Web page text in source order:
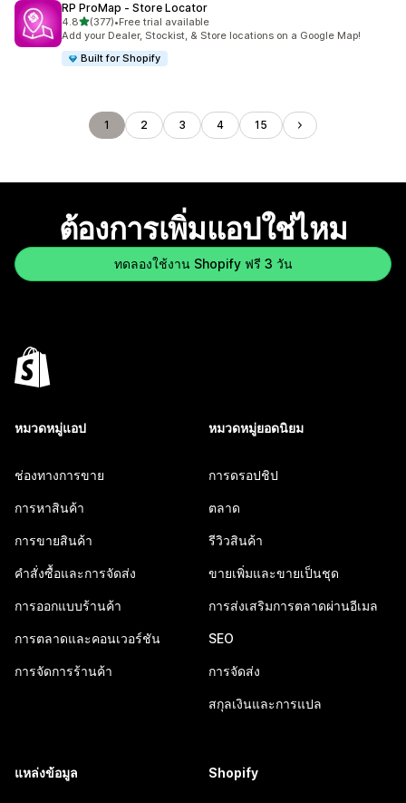
RP ProMap ‑ Store Locator
4.8เต็ม 5 ดาว
(377)
ทั้งหมด 377 รีวิว
•Free trial available
Add your Dealer, Stockist, & Store locations on a Google Map!
Built for Shopify
1 2 3 4 15
ต้องการเพิ่มแอปใช่ไหม
ทดลองใช้งาน Shopify ฟรี 3 วัน
หมวดหมู่แอป
ช่องทางการขาย
การหาสินค้า
การขายสินค้า
คำสั่งซื้อและการจัดส่ง
การออกแบบร้านค้า
การตลาดและคอนเวอร์ชัน
การจัดการร้านค้า
หมวดหมู่ยอดนิยม
การดรอปชิป
ตลาด
รีวิวสินค้า
ขายเพิ่มและขายเป็นชุด
การส่งเสริมการตลาดผ่านอีเมล
SEO
การจัดส่ง
สกุลเงินและการแปล
แหล่งข้อมูล Shopify